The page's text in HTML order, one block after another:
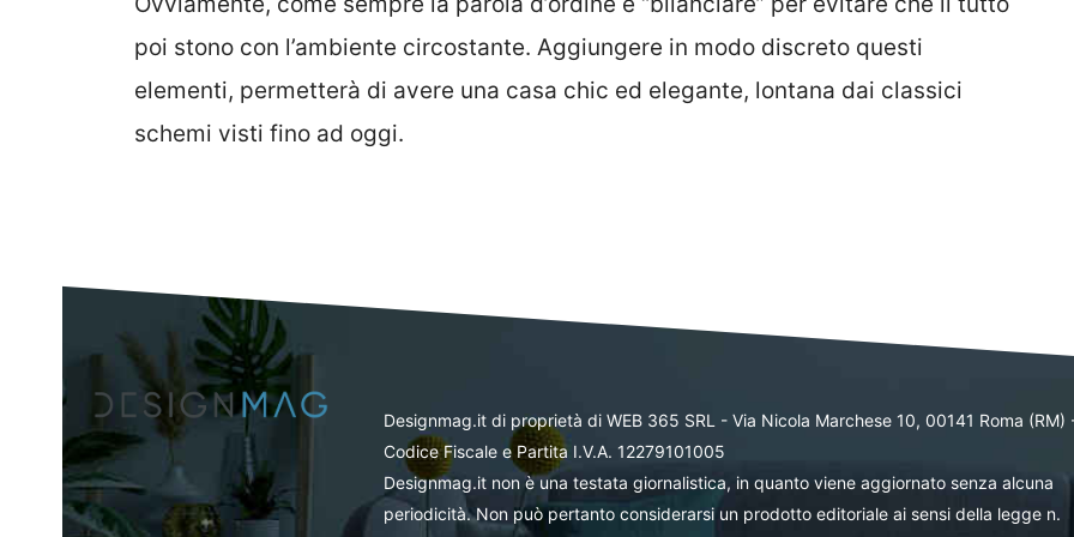
poi stono con l’ambiente circostante. Aggiungere in modo discreto questi
elementi, permetterà di avere una casa chic ed elegante, lontana dai classici
schemi visti fino ad oggi.
Designmag.it di proprietà di WEB 365 SRL - Via Nicola Marchese 10, 00141 Roma (RM)
Codice Fiscale e Partita I.V.A. 12279101005
Designmag.it non è una testata giornalistica, in quanto viene aggiornato senza alcuna
periodicità. Non può pertanto considerarsi un prodotto editoriale ai sensi della legge n.